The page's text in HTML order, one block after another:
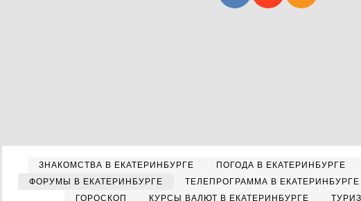
ЗНАКОМСТВА В ЕКАТЕРИНБУРГЕ ПОГОДА В ЕКАТЕРИНБУРГЕ
ФОРУМЫ В ЕКАТЕРИНБУРГЕ
ТЕЛЕПРОГРАММА В ЕКАТЕРИНБУРГЕ
ГОРОСКОП
КУРСЫ ВАЛЮТ В ЕКАТЕРИНБУРГЕ